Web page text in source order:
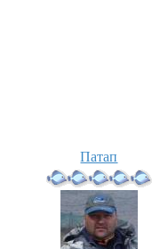
Патап